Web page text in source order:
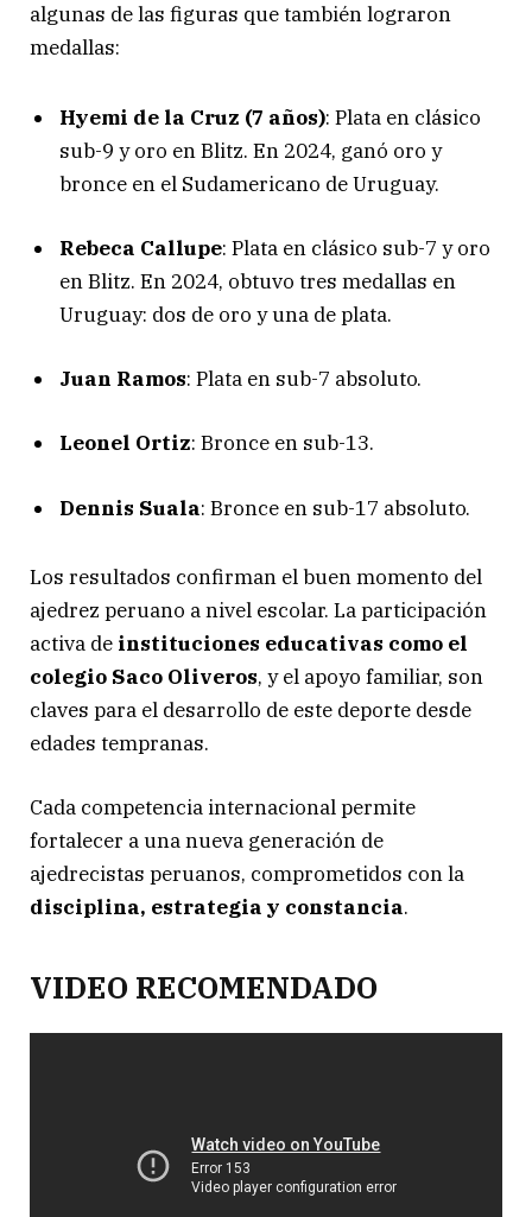
algunas de las figuras que también lograron
medallas:
Hyemi de la Cruz (7 años): Plata en clásico
sub-9 y oro en Blitz. En 2024, ganó oro y
bronce en el Sudamericano de Uruguay.
Rebeca Callupe: Plata en clásico sub-7 y oro
en Blitz. En 2024, obtuvo tres medallas en
Uruguay: dos de oro y una de plata.
Juan Ramos: Plata en sub-7 absoluto.
Leonel Ortiz: Bronce en sub-13.
Dennis Suala: Bronce en sub-17 absoluto.
Los resultados confirman el buen momento del
ajedrez peruano a nivel escolar. La participación
activa de instituciones educativas como el
colegio Saco Oliveros, y el apoyo familiar, son
claves para el desarrollo de este deporte desde
edades tempranas.
Cada competencia internacional permite
fortalecer a una nueva generación de
ajedrecistas peruanos, comprometidos con la
disciplina, estrategia y constancia.
VIDEO RECOMENDADO